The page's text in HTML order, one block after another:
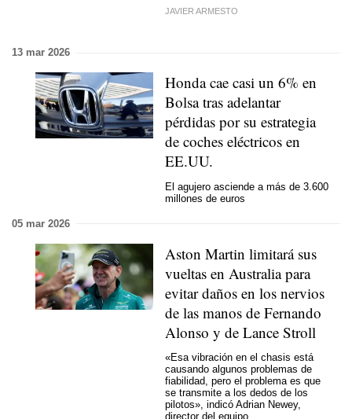
JAVIER ARMESTO
13 mar 2026
Honda cae casi un 6% en
Bolsa tras adelantar
pérdidas por su estrategia
de coches eléctricos en
EE.UU.
El agujero asciende a más de 3.600
millones de euros
05 mar 2026
Aston Martin limitará sus
vueltas en Australia para
evitar daños en los nervios
de las manos de Fernando
Alonso y de Lance Stroll
«Esa vibración en el chasis está
causando algunos problemas de
fiabilidad, pero el problema es que
se transmite a los dedos de los
pilotos», indicó Adrian Newey,
director del equipo